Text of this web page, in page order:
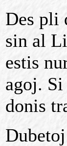
Des pli
sin al
estis
agoj.
donis